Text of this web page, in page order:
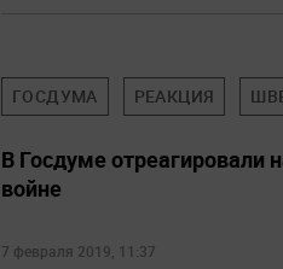
ГОСДУМА РЕАКЦИЯ
В Госдуме отреагировали
войне
7 февраля 2019, 11:37